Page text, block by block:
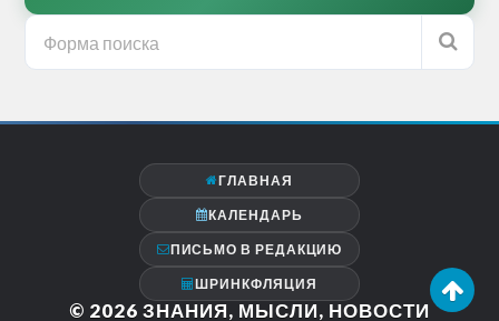
ГЛАВНАЯ
КАЛЕНДАРЬ
ПИСЬМО В РЕДАКЦИЮ
ШРИНКФЛЯЦИЯ
© 2026 ЗНАНИЯ, МЫСЛИ, НОВОСТИ